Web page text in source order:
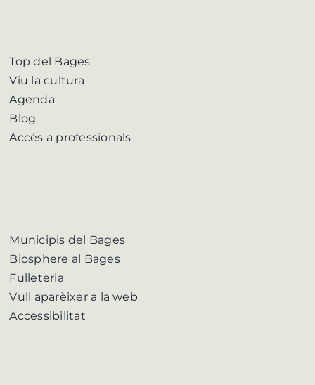
Top del Bages
Viu la cultura
Agenda
Blog
Accés a professionals
Municipis del Bages
Biosphere al Bages
Fulleteria
Vull aparèixer a la web
Accessibilitat